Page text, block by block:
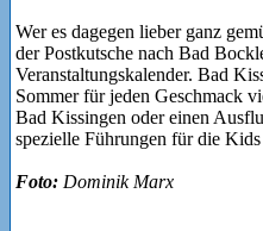
Wer es dagegen lieber ganz
der Postkutsche nach Bad
Veranstaltungskalender. Bad
Sommer für jeden Geschmack
Bad Kissingen oder einen
spezielle Führungen für die
Foto: Dominik Marx